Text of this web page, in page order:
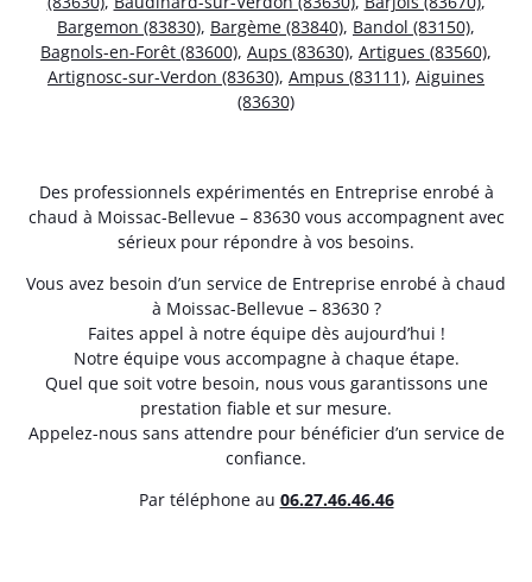
Bargemon (83830), Bargème (83840), Bandol (83150),
Bagnols-en-Forêt (83600), Aups (83630), Artigues (83560),
Artignosc-sur-Verdon (83630), Ampus (83111), Aiguines
(83630)
Des professionnels expérimentés en Entreprise enrobé à
chaud à Moissac-Bellevue – 83630 vous accompagnent avec
sérieux pour répondre à vos besoins.
Vous avez besoin d’un service de Entreprise enrobé à chaud
à Moissac-Bellevue – 83630 ?
Faites appel à notre équipe dès aujourd’hui !
Notre équipe vous accompagne à chaque étape.
Quel que soit votre besoin, nous vous garantissons une
prestation fiable et sur mesure.
Appelez-nous sans attendre pour bénéficier d’un service de
confiance.
Par téléphone au 06.27.46.46.46